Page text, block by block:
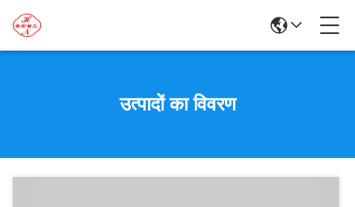
उत्पादों का विवरण